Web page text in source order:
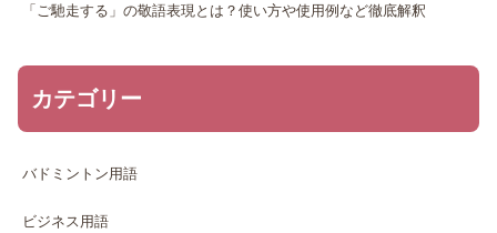
「ご馳走する」の敬語表現とは？使い方や使用例など徹底解釈
カテゴリー
バドミントン用語
ビジネス用語